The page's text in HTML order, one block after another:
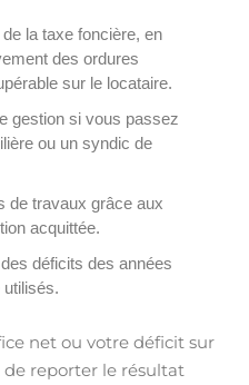
la taxe foncière, en
des ordures
sur le locataire.
gestion si vous passez
ou un syndic de
de travaux grâce aux
acquittée.
déficits des années
net ou votre déficit sur
de reporter le résultat